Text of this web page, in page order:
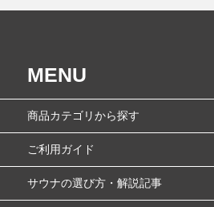
MENU
商品カテゴリから探す
ご利用ガイド
サウナの選び方・解説記事